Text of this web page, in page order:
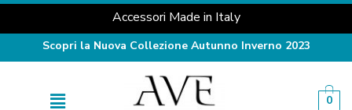
Accessori Made in Italy
Scopri la Nuova Collezione Autunno Inverno 2023
0